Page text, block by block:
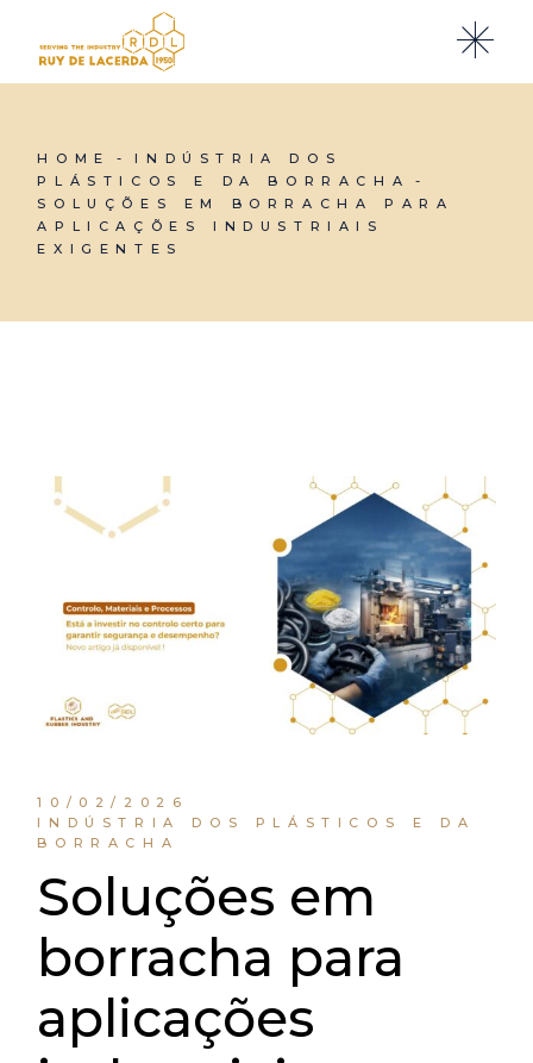
HOME
INDÚSTRIA DOS
PLÁSTICOS E DA BORRACHA
SOLUÇÕES EM BORRACHA PARA
APLICAÇÕES INDUSTRIAIS
EXIGENTES
10/02/2026
INDÚSTRIA DOS PLÁSTICOS E DA
BORRACHA
Soluções em
borracha para
aplicações